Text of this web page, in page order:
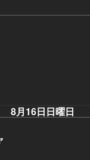
8月16日日曜日